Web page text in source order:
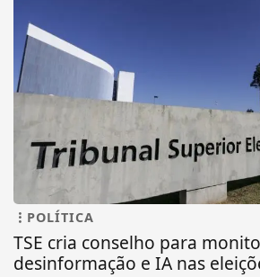
POLÍTICA
TSE cria conselho para
desinformação e IA nas